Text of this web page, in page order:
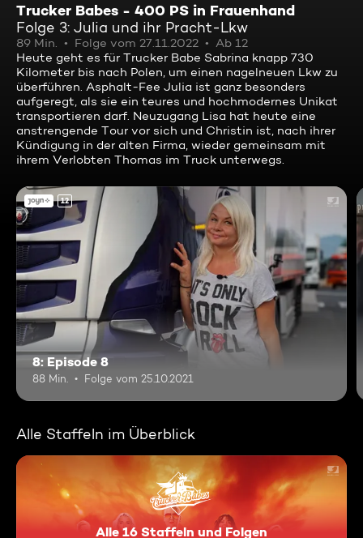
Trucker Babes - 400 PS in Frauenhand
Folge 3: Julia und ihr Pracht-Lkw
89 Min. Folge vom 27.11.2022
Ab 12
Heute geht es für Trucker Babe Sabrina knapp 730
Kilometer bis nach Polen, um einen nagelneuen Lkw zu
überführen. Asphalt-Fee Julia ist ganz besonders
aufgeregt, als sie ein teures und hochmodernes Unikat
transportieren darf. Neuzugang Lisa hat heute eine
anstrengende Tour vor sich und Christin ist, nach ihrer
Kündigung in der alten Firma, wieder gemeinsam mit
ihrem Verlobten Thomas im Truck unterwegs.
12
8: Episode 8
88 Min. Folge vom 25.10.2021
Alle Staffeln im Überblick
Alle 16 Staffeln und Folgen